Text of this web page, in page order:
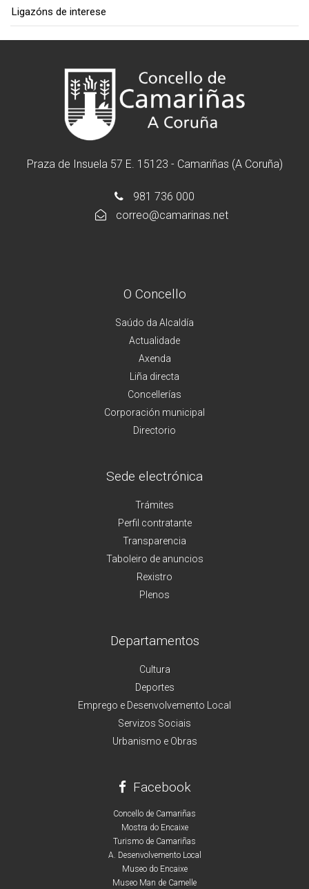
Ligazóns de interese
Praza de Insuela 57 E. 15123 - Camariñas (A Coruña)
981 736 000
correo@camarinas.net
O Concello
Saúdo da Alcaldía
Actualidade
Axenda
Liña directa
Concellerías
Corporación municipal
Directorio
Sede electrónica
Trámites
Perfil contratante
Transparencia
Taboleiro de anuncios
Rexistro
Plenos
Departamentos
Cultura
Deportes
Emprego e Desenvolvemento Local
Servizos Sociais
Urbanismo e Obras
Facebook
Concello de Camariñas
Mostra do Encaixe
Turismo de Camariñas
A. Desenvolvemento Local
Museo do Encaixe
Museo Man de Camelle